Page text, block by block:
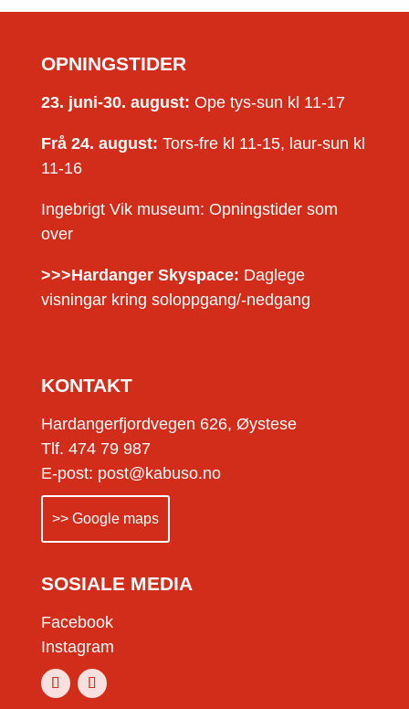
OPNINGSTIDER
23. juni-30. august: Ope tys-sun kl 11-17
Frå 24. august: Tors-fre kl 11-15, laur-sun kl
11-16
Ingebrigt Vik museum: Opningstider som
over
>>>Hardanger Skyspace: Daglege
visningar kring soloppgang/-nedgang
KONTAKT
Hardangerfjordvegen 626, Øystese
Tlf. 474 79 987
E-post: post@kabuso.no
>> Google maps
SOSIALE MEDIA
Facebook
Instagram